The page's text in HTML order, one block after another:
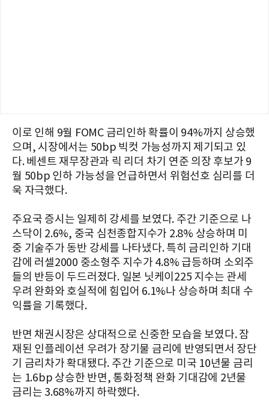
이로 인해 9월 FOMC 금리인하 확률이 94%까지 상승했
으며, 시장에서는 50bp 빅컷 가능성까지 제기되고 있
다. 베센트 재무장관과 릭 리더 차기 연준 의장 후보가 9
월 50bp 인하 가능성을 언급하면서 위험선호 심리를 더
욱 자극했다.
주요국 증시는 일제히 강세를 보였다. 주간 기준으로 나
스닥이 2.6%, 중국 심천종합지수가 2.8% 상승하며 미
중 기술주가 동반 강세를 나타냈다. 특히 금리인하 기대
감에 러셀2000 중소형주 지수가 4.8% 급등하며 소외주
들의 반등이 두드러졌다. 일본 닛케이225 지수는 관세
우려 완화와 호실적에 힘입어 6.1%나 상승하며 최대 수
익률을 기록했다.
반면 채권시장은 상대적으로 신중한 모습을 보였다. 잠
재된 인플레이션 우려가 장기물 금리에 반영되면서 장단
기 금리차가 확대됐다. 주간 기준으로 미국 10년물 금리
는 1.6bp 상승한 반면, 통화정책 완화 기대감에 2년물
금리는 3.68%까지 하락했다.